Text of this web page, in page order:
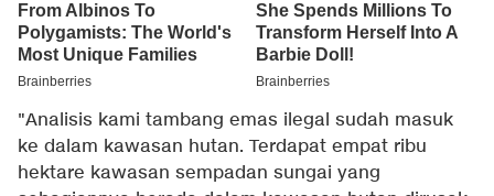
"Analisis kami tambang emas ilegal sudah masuk
ke dalam kawasan hutan. Terdapat empat ribu
hektare kawasan sempadan sungai yang